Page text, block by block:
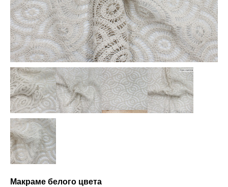
Макраме белого цвета